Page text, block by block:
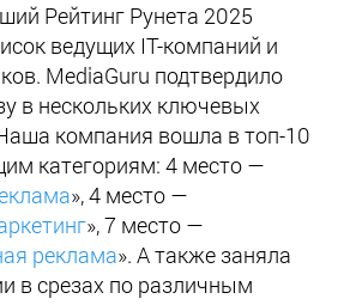
Рейтинг Рунета 2025
ведущих IT-компаний и
MediaGuru подтвердило
в нескольких ключевых
компания вошла в топ-10
категориям: 4 место —
», 4 место —
», 7 место —
реклама». А также заняла
в срезах по различным